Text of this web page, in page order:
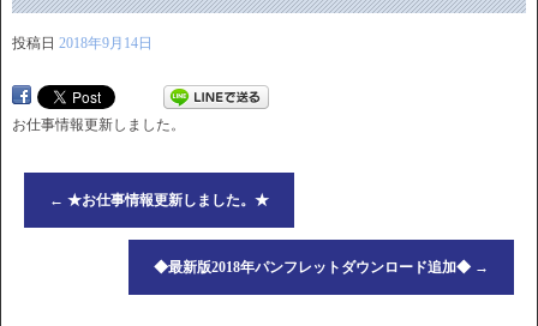
投稿日 2018年9月14日
お仕事情報更新しました。
← ★お仕事情報更新しました。★
◆最新版2018年パンフレットダウンロード追加◆ →